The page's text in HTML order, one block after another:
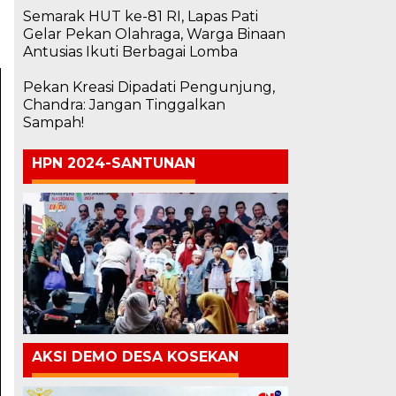
Semarak HUT ke-81 RI, Lapas Pati
Gelar Pekan Olahraga, Warga Binaan
Antusias Ikuti Berbagai Lomba
Pekan Kreasi Dipadati Pengunjung,
Chandra: Jangan Tinggalkan
Sampah!
HPN 2024-SANTUNAN
AKSI DEMO DESA KOSEKAN